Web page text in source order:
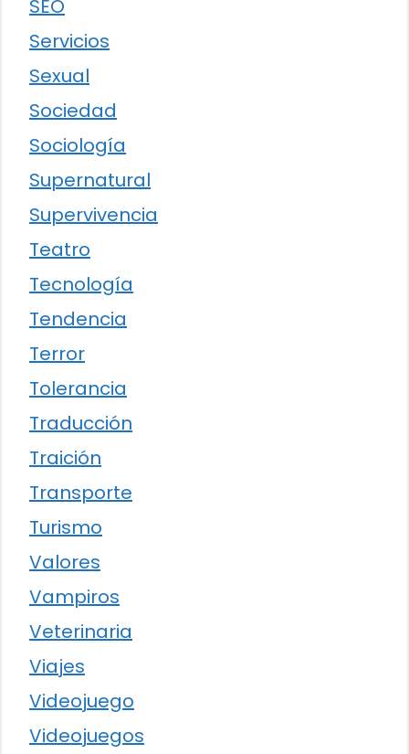
SEO
Servicios
Sexual
Sociedad
Sociología
Supernatural
Supervivencia
Teatro
Tecnología
Tendencia
Terror
Tolerancia
Traducción
Traición
Transporte
Turismo
Valores
Vampiros
Veterinaria
Viajes
Videojuego
Videojuegos